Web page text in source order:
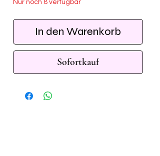
Nur noch 8 verfügbar
In den Warenkorb
Sofortkauf